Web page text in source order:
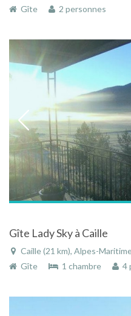
Gîte
2 personnes
Gîte Lady Sky à Caille
Caille (21 km), Alpes-
Gîte
1 chambre 4